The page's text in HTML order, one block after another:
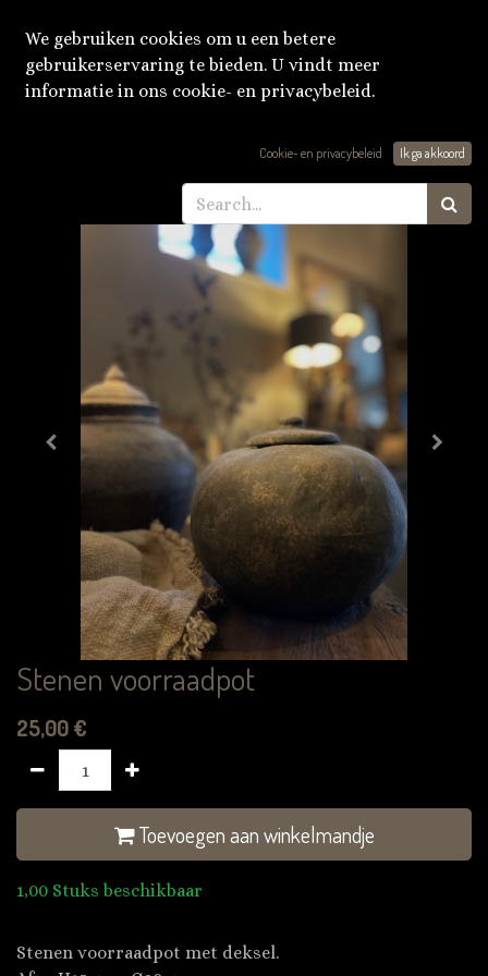
Stenen voorraadpot
25,00€
Toevoegen aan winkelmandje
1,00 Stuks beschikbaar
Stenen voorraadpot met deksel.
We gebruiken cookies om u een betere
gebruikerservaring te bieden. U vindt meer
informatie in ons cookie- en privacybeleid.
Cookie- en privacybeleid Ik ga akkoord